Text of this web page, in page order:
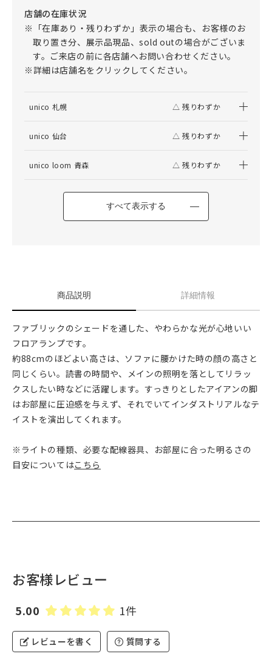
商品説明 詳細情報
ファブリックのシェードを通した、やわらかな光が心地いい
フロアランプです。
約88cmのほどよい高さは、ソファに腰かけた時の顔の高さと
同じくらい。読書の時間や、メインの照明を落としてリラッ
クスしたい時などに活躍します。すっきりとしたアイアンの脚
はお部屋に圧迫感を与えず、それでいてインダストリアルなテ
イストを演出してくれます。
※ライトの種類、必要な配線器具、お部屋に合った明るさの
目安についてはこちら
お客様レビュー
5.00 1件
レビューを書く 質問する
店舗の在庫状況
※「在庫あり・残りわずか」表示の場合も、お客様のお
取り置き分、展示品現品、sold outの場合がございま
す。ご来店の前に各店舗へお問い合わせください。
※詳細は店舗名をクリックしてください。
unico 札幌 △ 残りわずか
unico 仙台 △ 残りわずか
unico loom 青森 △ 残りわずか
すべて表示する